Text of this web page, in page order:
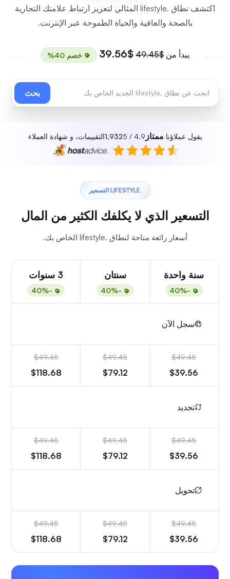
اكتشف نطاق .lifestyle المثالي لتعزيز ارتباط علامتك التجارية
بالصحة والعافية والحياة الطموحة عبر الإنترنت.
يبدأ من $49.45
$39.56 خصم 40%
بحث
يقول عملاؤنا ممتاز 4.9 / 5
1,932التقييمات، و شهادة العملاء
.LIFESTYLE التسعير
التسعير الذي لا يكلفك الكثير من المال
أسعار رائعة متاحة لنطاق .lifestyle الخاص بك.
سنة واحدة
-40%
سنتان
-40%
3 سنوات
-40%
سجل الآن
$49.45
$39.56
$49.45
$79.12
$49.45
$118.68
تجديد
$49.45
$39.56
$49.45
$79.12
$49.45
$118.68
تحويل
$49.45
$39.56
$49.45
$79.12
$49.45
$118.68